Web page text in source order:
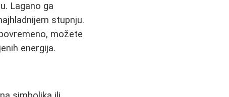
Lagano ga
stupnju.
možete
energija.